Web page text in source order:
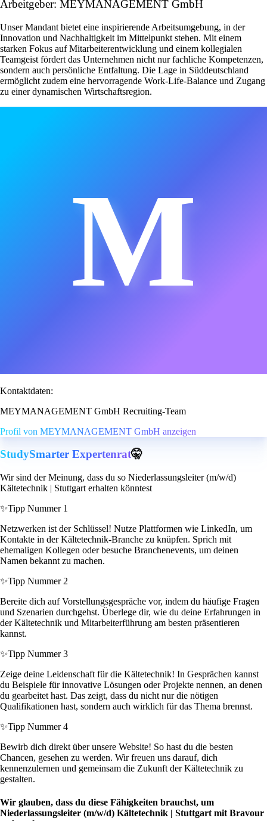
Arbeitgeber: MEYMANAGEMENT GmbH
Unser Mandant bietet eine inspirierende Arbeitsumgebung, in der
Innovation und Nachhaltigkeit im Mittelpunkt stehen. Mit einem
starken Fokus auf Mitarbeiterentwicklung und einem kollegialen
Teamgeist fördert das Unternehmen nicht nur fachliche Kompetenzen,
sondern auch persönliche Entfaltung. Die Lage in Süddeutschland
ermöglicht zudem eine hervorragende Work-Life-Balance und Zugang
zu einer dynamischen Wirtschaftsregion.
M
Kontaktdaten:
MEYMANAGEMENT GmbH Recruiting-Team
Profil von MEYMANAGEMENT GmbH anzeigen
StudySmarter Expertenrat🤫
Wir sind der Meinung, dass du so Niederlassungsleiter (m/w/d)
Kältetechnik | Stuttgart erhalten könntest
✨Tipp Nummer 1
Netzwerken ist der Schlüssel! Nutze Plattformen wie LinkedIn, um
Kontakte in der Kältetechnik-Branche zu knüpfen. Sprich mit
ehemaligen Kollegen oder besuche Branchenevents, um deinen
Namen bekannt zu machen.
✨Tipp Nummer 2
Bereite dich auf Vorstellungsgespräche vor, indem du häufige Fragen
und Szenarien durchgehst. Überlege dir, wie du deine Erfahrungen in
der Kältetechnik und Mitarbeiterführung am besten präsentieren
kannst.
✨Tipp Nummer 3
Zeige deine Leidenschaft für die Kältetechnik! In Gesprächen kannst
du Beispiele für innovative Lösungen oder Projekte nennen, an denen
du gearbeitet hast. Das zeigt, dass du nicht nur die nötigen
Qualifikationen hast, sondern auch wirklich für das Thema brennst.
✨Tipp Nummer 4
Bewirb dich direkt über unsere Website! So hast du die besten
Chancen, gesehen zu werden. Wir freuen uns darauf, dich
kennenzulernen und gemeinsam die Zukunft der Kältetechnik zu
gestalten.
Wir glauben, dass du diese Fähigkeiten brauchst, um
Niederlassungsleiter (m/w/d) Kältetechnik | Stuttgart mit Bravour